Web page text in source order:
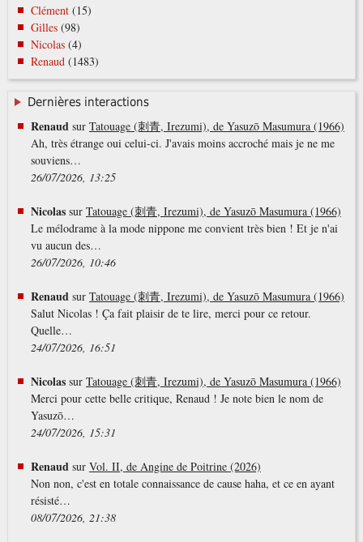
Clément(15)
Gilles(98)
Nicolas(4)
Renaud(1483)
Dernières interactions
Renaudsur Tatouage (刺青, Irezumi), de Yasuzō Masumura (1966)
Ah, très étrange oui celui-ci. J'avais moins accroché mais je ne me
souviens…
26/07/2026, 13:25
Nicolassur Tatouage (刺青, Irezumi), de Yasuzō Masumura (1966)
Le mélodrame à la mode nippone me convient très bien ! Et je n'ai
vu aucun des…
26/07/2026, 10:46
Renaudsur Tatouage (刺青, Irezumi), de Yasuzō Masumura (1966)
Salut Nicolas ! Ça fait plaisir de te lire, merci pour ce retour.
Quelle…
24/07/2026, 16:51
Nicolassur Tatouage (刺青, Irezumi), de Yasuzō Masumura (1966)
Merci pour cette belle critique, Renaud ! Je note bien le nom de
Yasuzō…
24/07/2026, 15:31
Renaudsur Vol. II, de Angine de Poitrine (2026)
Non non, c'est en totale connaissance de cause haha, et ce en ayant
résisté…
08/07/2026, 21:38